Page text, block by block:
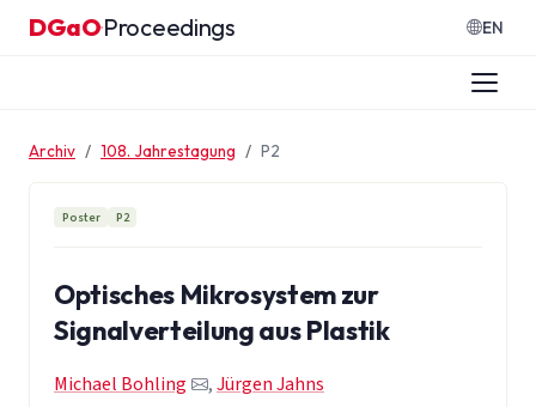
Zum Inhalt springen
DGaO·Proceedings EN
Archiv 108. Jahrestagung P2
Poster P2
Optisches Mikrosystem zur
Signalverteilung aus Plastik
Michael Bohling ,Jürgen Jahns